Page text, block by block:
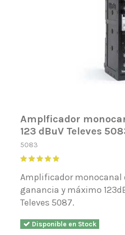
Amplficador
123 dBuV Televes
5083
Amplificador monocanal
ganancia y máximo
Televes 5087.
Disponible en Stock